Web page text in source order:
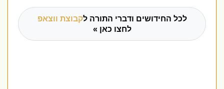
לכל החידושים ודברי התורה לקבוצת ווצאפ
לחצו כאן »